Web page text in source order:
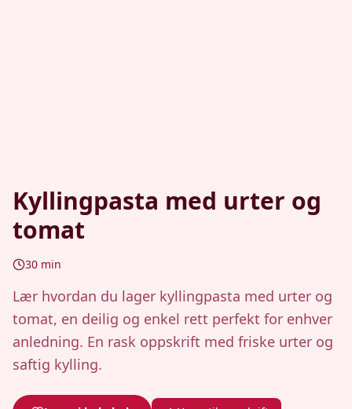
Kyllingpasta med urter og
tomat
30 min
Lær hvordan du lager kyllingpasta med urter og
tomat, en deilig og enkel rett perfekt for enhver
anledning. En rask oppskrift med friske urter og
saftig kylling.